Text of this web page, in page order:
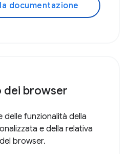
documentazione
dei browser
delle funzionalità della
e della relativa
browser.